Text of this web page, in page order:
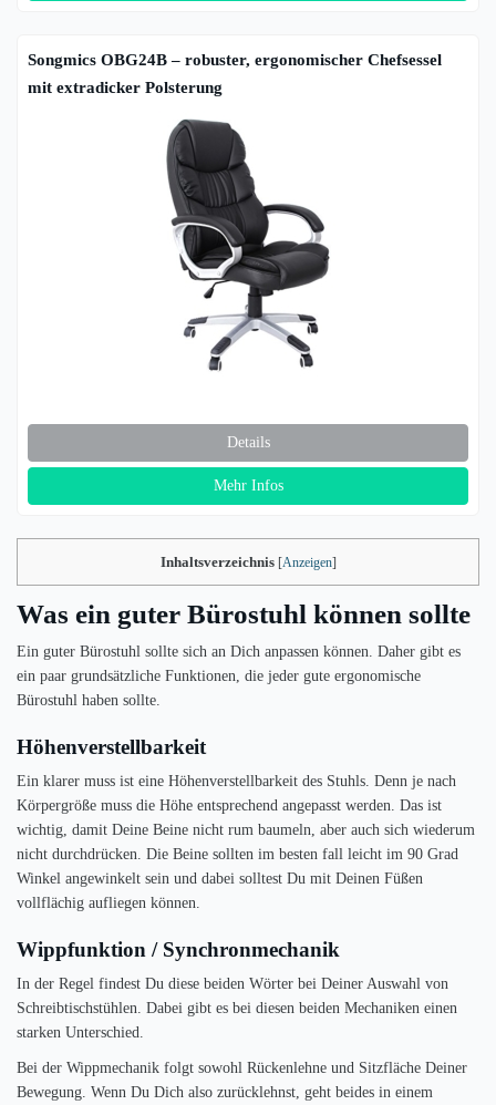
Songmics OBG24B – robuster, ergonomischer Chefsessel
mit extradicker Polsterung
Details
Mehr Infos
Inhaltsverzeichnis [Anzeigen]
Was ein guter Bürostuhl können sollte
Ein guter Bürostuhl sollte sich an Dich anpassen können. Daher gibt es
ein paar grundsätzliche Funktionen, die jeder gute ergonomische
Bürostuhl haben sollte.
Höhenverstellbarkeit
Ein klarer muss ist eine Höhenverstellbarkeit des Stuhls. Denn je nach
Körpergröße muss die Höhe entsprechend angepasst werden. Das ist
wichtig, damit Deine Beine nicht rum baumeln, aber auch sich wiederum
nicht durchdrücken. Die Beine sollten im besten fall leicht im 90 Grad
Winkel angewinkelt sein und dabei solltest Du mit Deinen Füßen
vollflächig aufliegen können.
Wippfunktion / Synchronmechanik
In der Regel findest Du diese beiden Wörter bei Deiner Auswahl von
Schreibtischstühlen. Dabei gibt es bei diesen beiden Mechaniken einen
starken Unterschied.
Bei der Wippmechanik folgt sowohl Rückenlehne und Sitzfläche Deiner
Bewegung. Wenn Du Dich also zurücklehnst, geht beides in einem